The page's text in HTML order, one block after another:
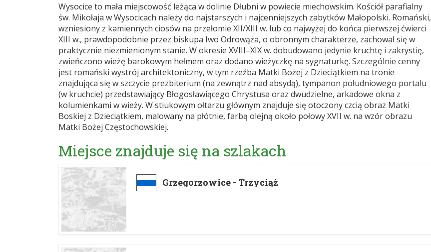
Wysocice to mała miejscowość leżąca w dolinie Dłubni w powiecie miechowskim. Kościół parafialny
św. Mikołaja w Wysocicach należy do najstarszych i najcenniejszych zabytków Małopolski. Romański,
wzniesiony z kamiennych ciosów na przełomie XII/XIII w. lub co najwyżej do końca pierwszej ćwierci
XIII w., prawdopodobnie przez biskupa Iwo Odrowąża, o obronnym charakterze, zachował się w
praktycznie niezmienionym stanie. W okresie XVIII–XIX w. dobudowano jedynie kruchtę i zakrystię,
zwieńczono wieżę barokowym hełmem oraz dodano wieżyczkę na sygnaturkę. Szczególnie cenny
jest romański wystrój architektoniczny, w tym rzeźba Matki Bożej z Dzieciątkiem na tronie
znajdująca się w szczycie prezbiterium (na zewnątrz nad absydą), tympanon południowego portalu
(w kruchcie) przedstawiający Błogosławiącego Chrystusa oraz dwudzielne, arkadowe okna z
kolumienkami w wieży. W stiukowym ołtarzu głównym znajduje się otoczony czcią obraz Matki
Boskiej z Dzieciątkiem, malowany na płótnie, farbą olejną około połowy XVII w. na wzór obrazu
Matki Bożej Częstochowskiej.
Miejsce znajduje się na szlakach
Grzegorzowice - Trzyciąż